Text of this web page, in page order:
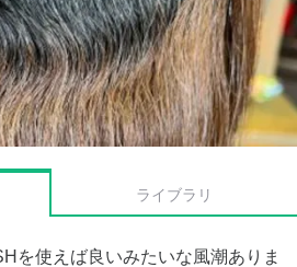
ライブラリ
を使えば良いみたいな風潮ありま